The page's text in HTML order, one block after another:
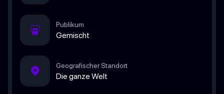
Publikum
Gemischt
Geografischer Standort
Die ganze Welt